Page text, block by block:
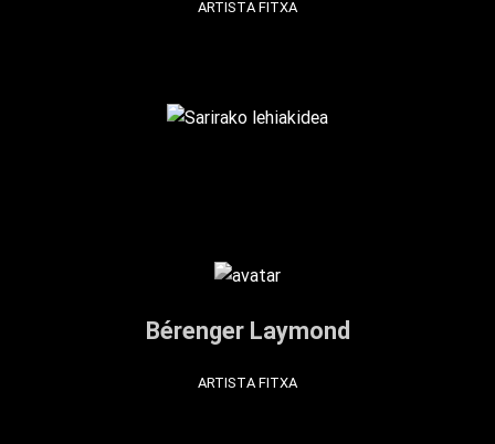
ARTISTA FITXA
Bérenger Laymond
ARTISTA FITXA